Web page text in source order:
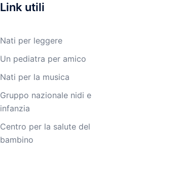
Link utili
Nati per leggere
Un pediatra per amico
Nati per la musica
Gruppo nazionale nidi e
infanzia
Centro per la salute del
bambino